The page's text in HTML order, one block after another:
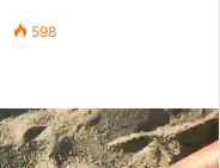
598